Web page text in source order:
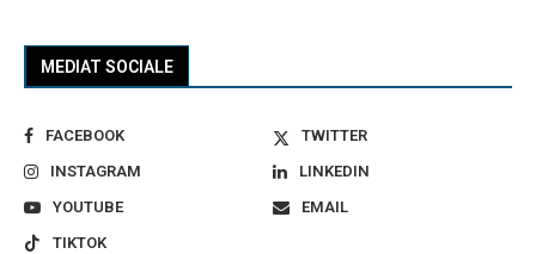
MEDIAT SOCIALE
FACEBOOK
TWITTER
INSTAGRAM
LINKEDIN
YOUTUBE
EMAIL
TIKTOK